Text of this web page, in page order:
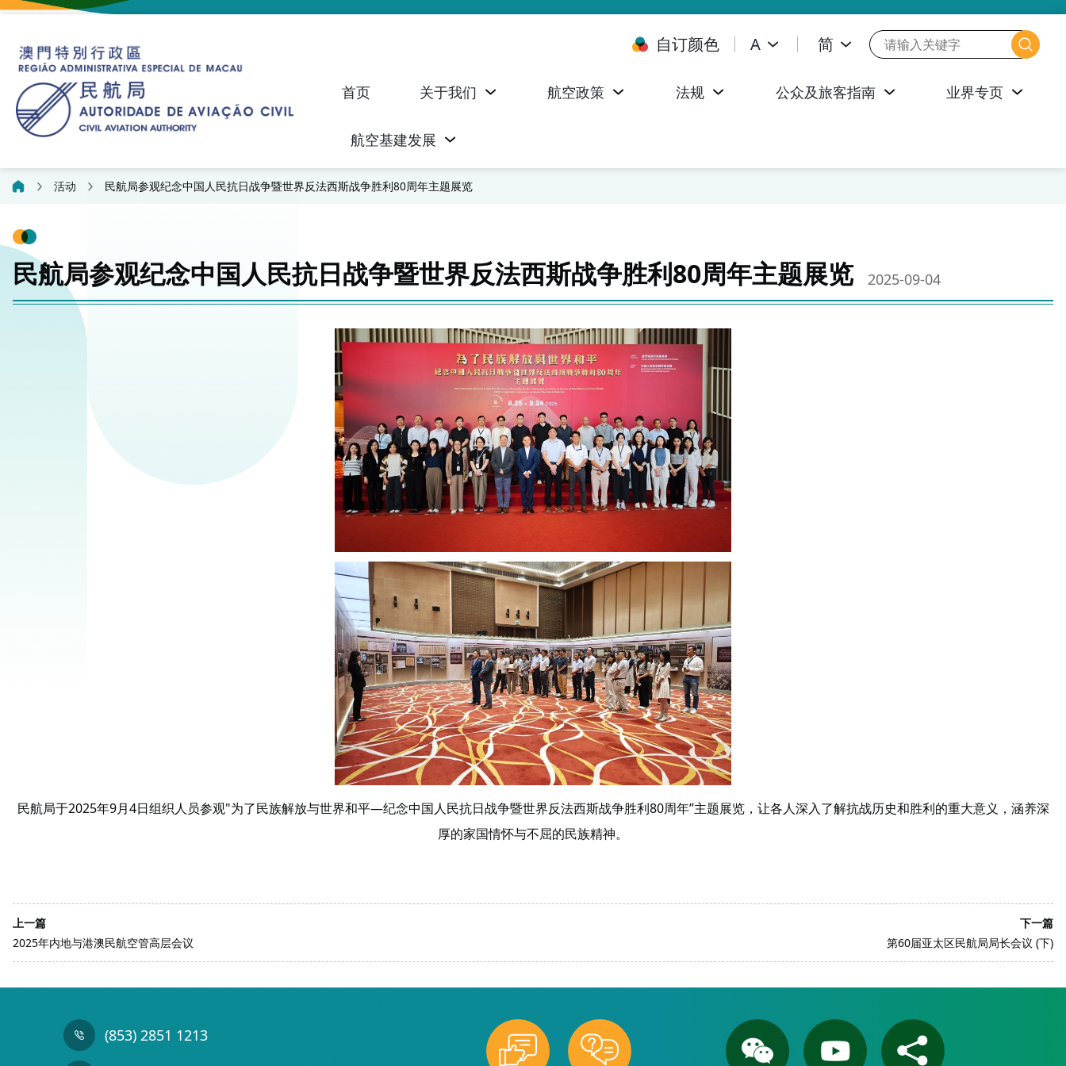
自订颜色 A 简
首页 关于我们 航空政策 法规 公众及旅客指南 业界专页
航空基建发展
活动 民航局参观纪念中国人民抗日战争暨世界反法西斯战争胜利80周年主题展览
民航局参观纪念中国人民抗日战争暨世界反法西斯战争胜利80周年主题展览 2025-09-04
民航局于2025年9月4日组织人员参观"为了民族解放与世界和平—纪念中国人民抗日战争暨世界反法西斯战争胜利80周年”主题展览，让各人深入了解抗战历史和胜利的重大意义，涵养深
厚的家国情怀与不屈的民族精神。
上一篇
2025年内地与港澳民航空管高层会议
下一篇
第60届亚太区民航局局长会议 (下)
(853) 2851 1213